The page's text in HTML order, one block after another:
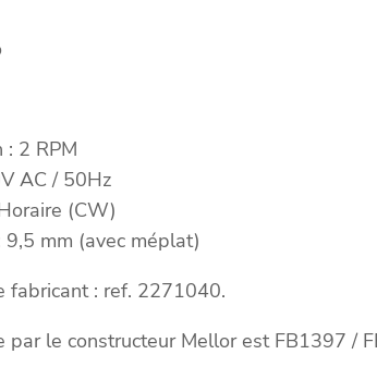
2 RPM
AC / 50Hz
(CW)
9,5 mm (avec méplat)
fabricant : ref. 2271040.
par le constructeur Mellor est FB1397 /